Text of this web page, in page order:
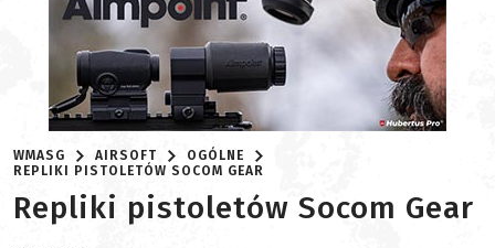
WMASG AIRSOFT
OGÓLNE
REPLIKI PISTOLETÓW SOCOM GEAR
Repliki pistoletów Socom Gear